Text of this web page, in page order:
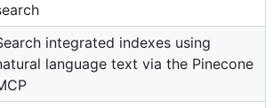
integrated indexes using
language text via the Pinecone